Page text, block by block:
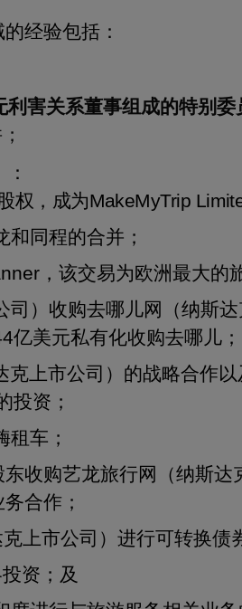
经验包括：
害关系董事组成的特别委
权，成为MakeMyTrip
同程的合并；
，该交易为欧洲最大的
司）收购去哪儿网（纳斯
亿美元私有化收购去哪儿；
克上市公司）的战略合作
投资；
租车；
收购艺龙旅行网（纳斯达
合作；
上市公司）进行可转换债
资；及